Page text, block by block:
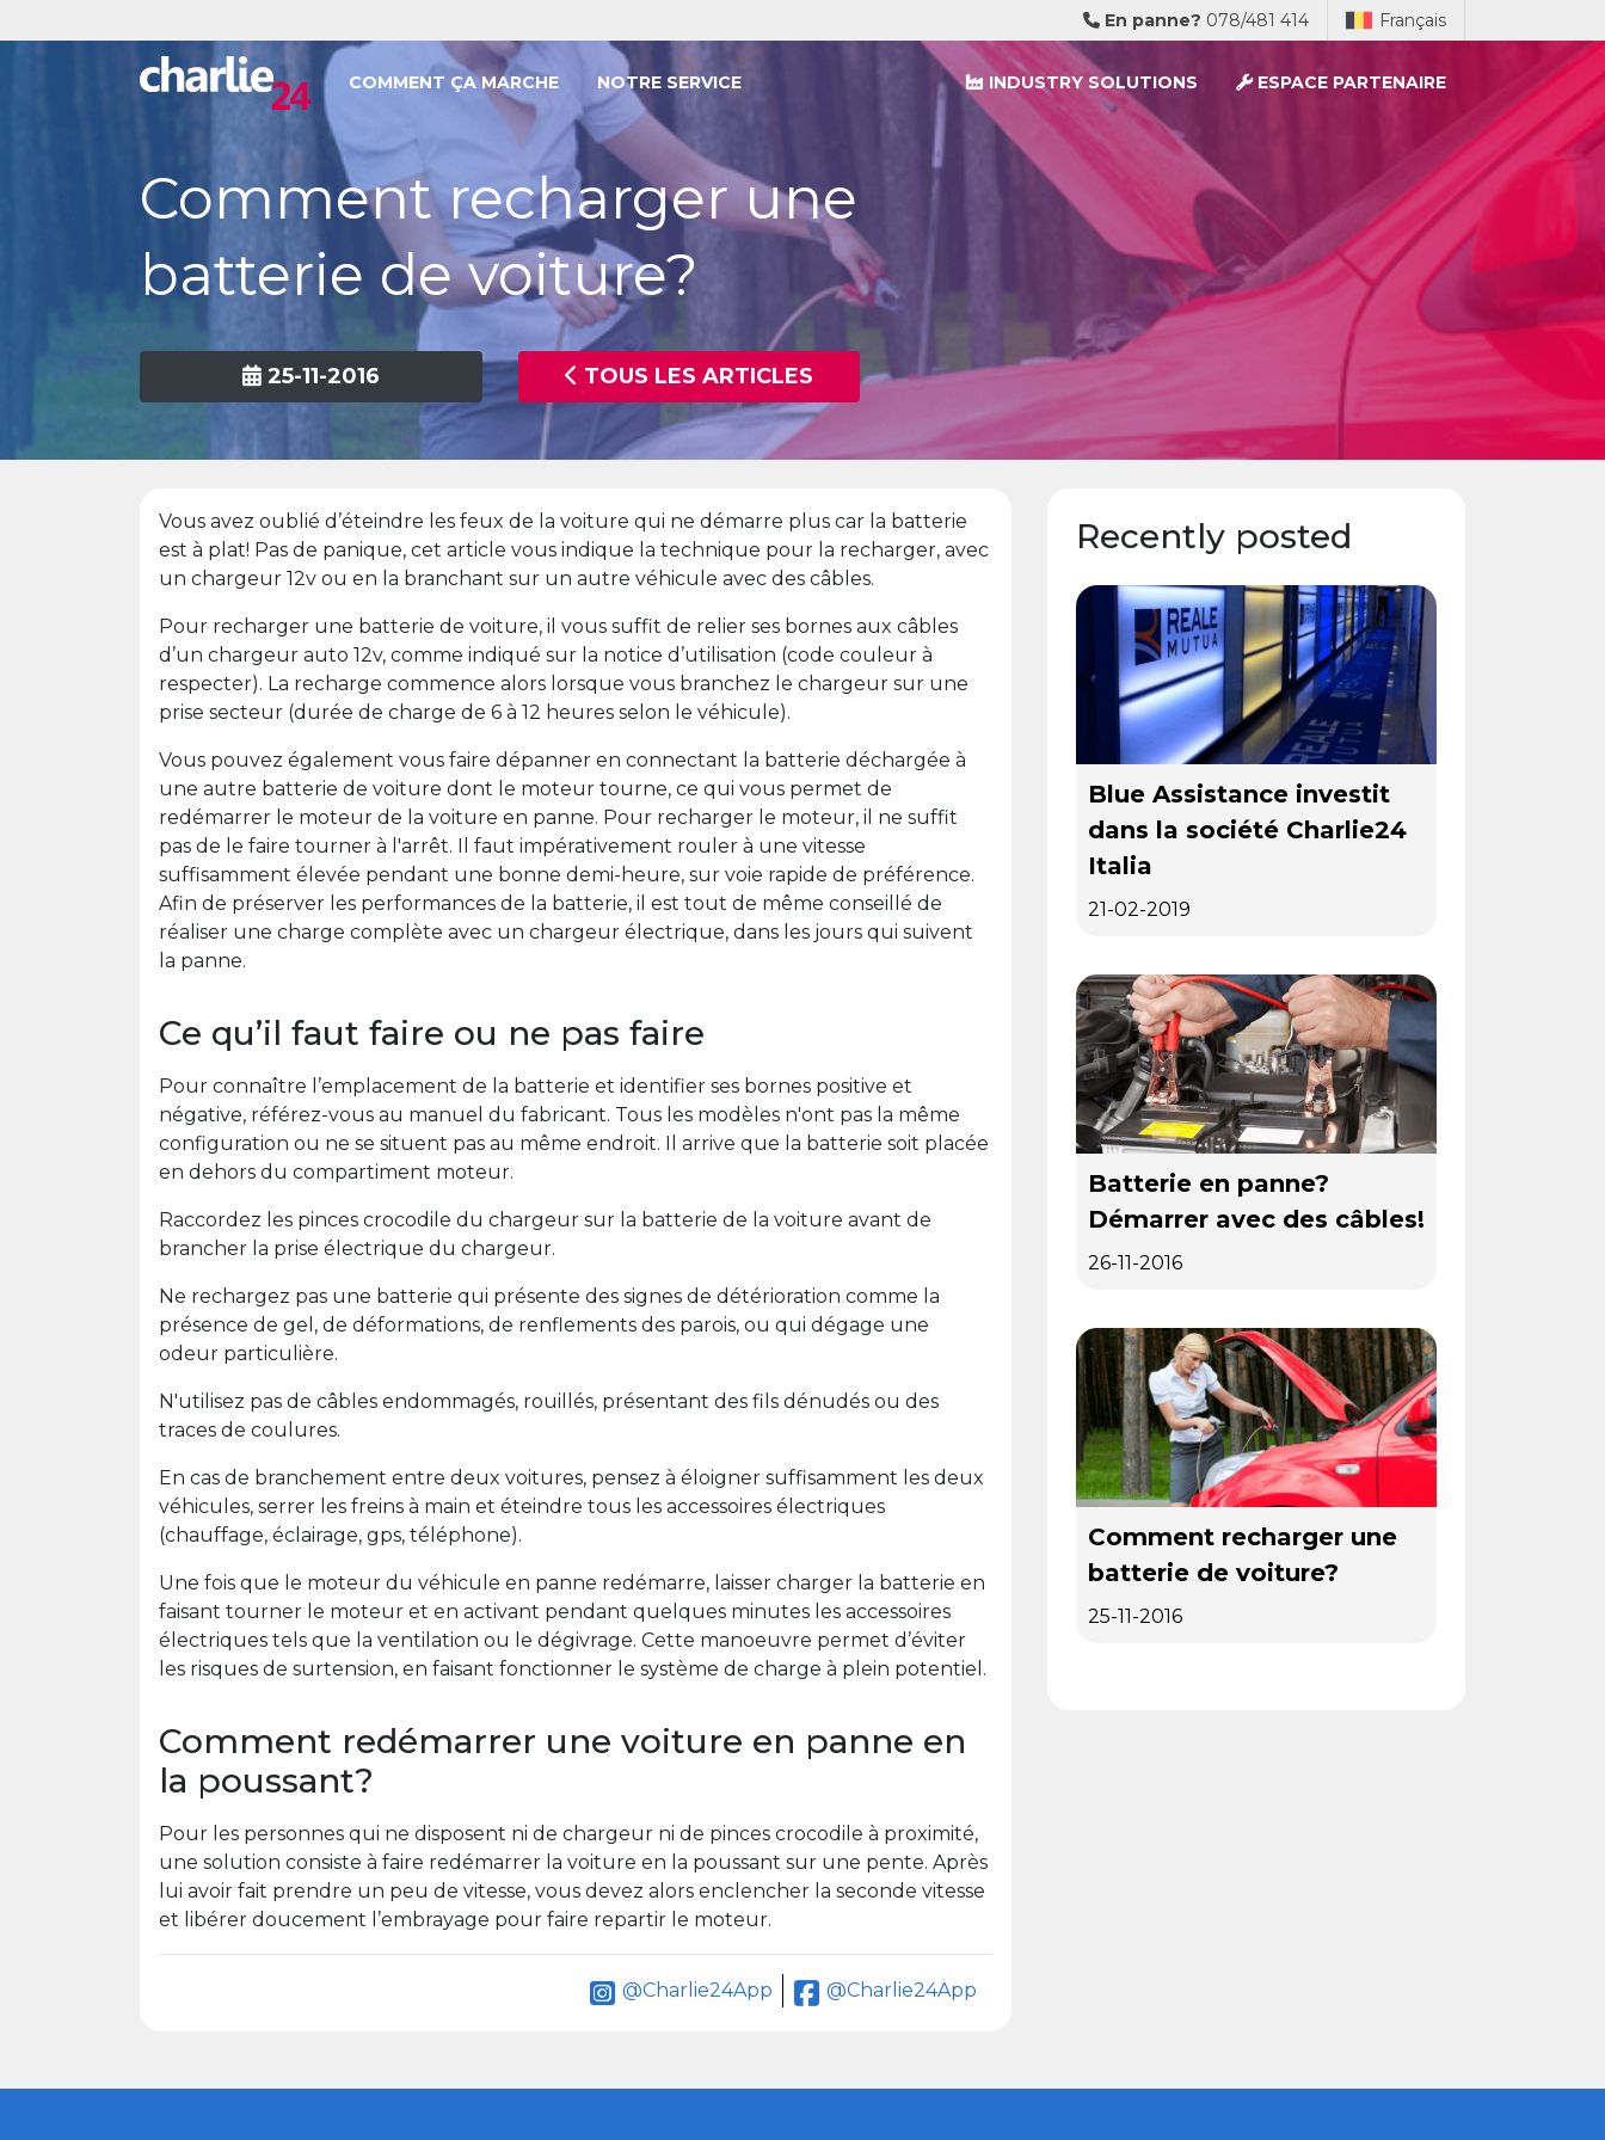
En panne? 078/481 414 Français
COMMENT ÇA MARCHE NOTRE SERVICE INDUSTRY SOLUTIONS ESPACE PARTENAIRE
Comment recharger une
batterie de voiture?
25-11-2016 TOUS LES ARTICLES
Vous avez oublié d’éteindre les feux de la voiture qui ne démarre plus car la batterie
est à plat! Pas de panique, cet article vous indique la technique pour la recharger, avec
un chargeur 12v ou en la branchant sur un autre véhicule avec des câbles.
Pour recharger une batterie de voiture, il vous suffit de relier ses bornes aux câbles
d’un chargeur auto 12v, comme indiqué sur la notice d’utilisation (code couleur à
respecter). La recharge commence alors lorsque vous branchez le chargeur sur une
prise secteur (durée de charge de 6 à 12 heures selon le véhicule).
Vous pouvez également vous faire dépanner en connectant la batterie déchargée à
une autre batterie de voiture dont le moteur tourne, ce qui vous permet de
redémarrer le moteur de la voiture en panne. Pour recharger le moteur, il ne suffit
pas de le faire tourner à l'arrêt. Il faut impérativement rouler à une vitesse
suffisamment élevée pendant une bonne demi-heure, sur voie rapide de préférence.
Afin de préserver les performances de la batterie, il est tout de même conseillé de
réaliser une charge complète avec un chargeur électrique, dans les jours qui suivent
la panne.
Ce qu’il faut faire ou ne pas faire
Pour connaître l’emplacement de la batterie et identifier ses bornes positive et
négative, référez-vous au manuel du fabricant. Tous les modèles n'ont pas la même
configuration ou ne se situent pas au même endroit. Il arrive que la batterie soit placée
en dehors du compartiment moteur.
Raccordez les pinces crocodile du chargeur sur la batterie de la voiture avant de
brancher la prise électrique du chargeur.
Ne rechargez pas une batterie qui présente des signes de détérioration comme la
présence de gel, de déformations, de renflements des parois, ou qui dégage une
odeur particulière.
N'utilisez pas de câbles endommagés, rouillés, présentant des fils dénudés ou des
traces de coulures.
En cas de branchement entre deux voitures, pensez à éloigner suffisamment les deux
véhicules, serrer les freins à main et éteindre tous les accessoires électriques
(chauffage, éclairage, gps, téléphone).
Une fois que le moteur du véhicule en panne redémarre, laisser charger la batterie en
faisant tourner le moteur et en activant pendant quelques minutes les accessoires
électriques tels que la ventilation ou le dégivrage. Cette manoeuvre permet d’éviter
les risques de surtension, en faisant fonctionner le système de charge à plein potentiel.
Comment redémarrer une voiture en panne en
la poussant?
Pour les personnes qui ne disposent ni de chargeur ni de pinces crocodile à proximité,
une solution consiste à faire redémarrer la voiture en la poussant sur une pente. Après
lui avoir fait prendre un peu de vitesse, vous devez alors enclencher la seconde vitesse
et libérer doucement l’embrayage pour faire repartir le moteur.
@Charlie24App @Charlie24App
Recently posted
Blue Assistance investit
dans la société Charlie24
Italia
21-02-2019
Batterie en panne?
Démarrer avec des câbles!
26-11-2016
Comment recharger une
batterie de voiture?
25-11-2016